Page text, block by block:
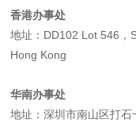
香港办事处
地址：DD102 Lot 546，
Hong Kong
华南办事处
地址：深圳市南山区打